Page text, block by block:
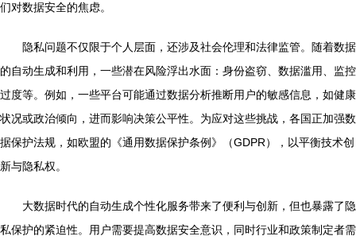
们对数据安全的焦虑。
隐私问题不仅限于个人层面，还涉及社会伦理和法律监管。随着数据
的自动生成和利用，一些潜在风险浮出水面：身份盗窃、数据滥用、监控
过度等。例如，一些平台可能通过数据分析推断用户的敏感信息，如健康
状况或政治倾向，进而影响决策公平性。为应对这些挑战，各国正加强数
据保护法规，如欧盟的《通用数据保护条例》（GDPR），以平衡技术创
新与隐私权。
大数据时代的自动生成个性化服务带来了便利与创新，但也暴露了隐
私保护的紧迫性。用户需要提高数据安全意识，同时行业和政策制定者需